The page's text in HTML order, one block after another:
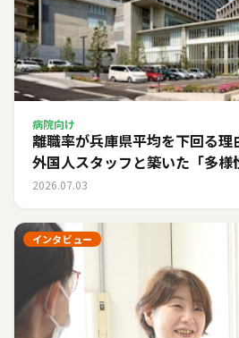
病院向け
離職率が兵庫県平均を下回る
外国人スタッフと築いた「多様
2026.07.03
インタビュー